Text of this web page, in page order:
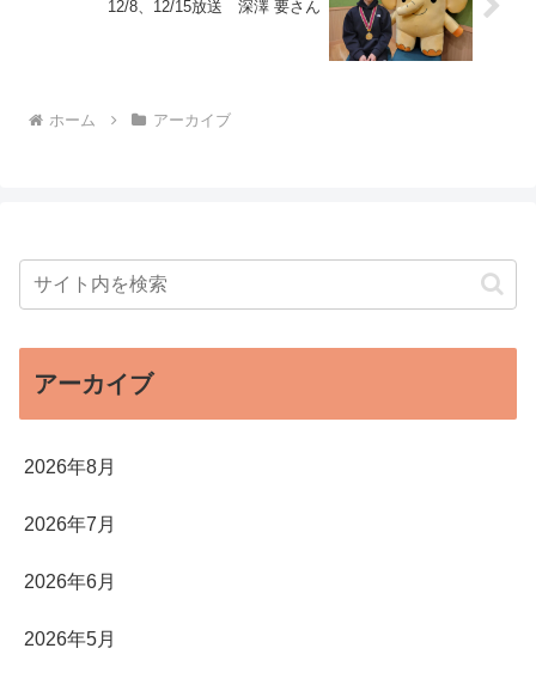
12/8、12/15放送 深澤 要さん
ホーム アーカイブ
アーカイブ
2026年8月
2026年7月
2026年6月
2026年5月